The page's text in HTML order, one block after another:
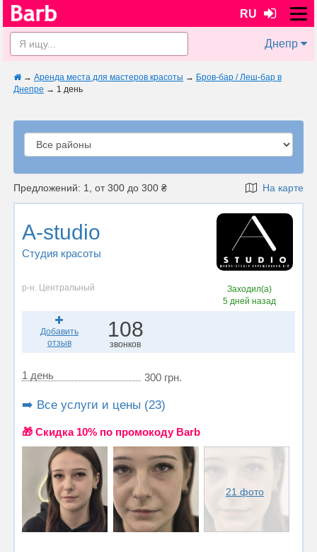
RU
Днепр
→ Аренда места для мастеров красоты → Бров-бар / Леш-бар в
Днепре → 1 день
Предложений: 1, от 300 до 300 ₴ На карте
A-studio
Студия красоты
р-н. Центральный
Заходил(а)
5 дней назад
Добавить
отзыв
108
звонков
1 день 300 грн.
➡️ Все услуги и цены (23)
🎁 Cкидка 10% по промокоду Barb
21 фото